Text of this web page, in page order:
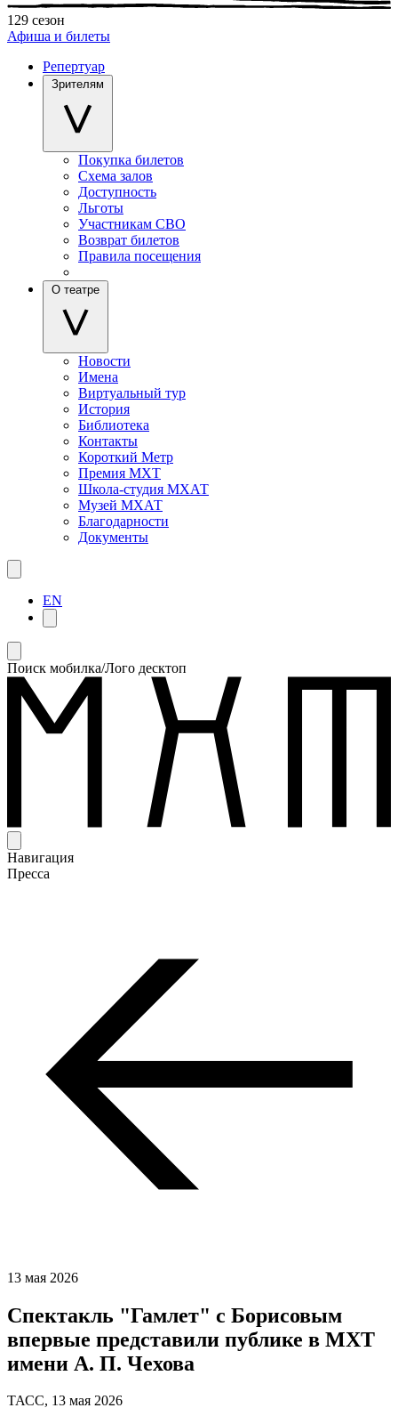
129 сезон
Афиша и билеты
Репертуар
Зрителям
Покупка билетов
Схема залов
Доступность
Льготы
Участникам СВО
Возврат билетов
Правила посещения
О театре
Новости
Имена
Виртуальный тур
История
Библиотека
Контакты
Короткий Метр
Премия МХТ
Школа-студия МХАТ
Музей МХАТ
Благодарности
Документы
EN
Поиск мобилка/Лого десктоп
Навигация
Пресса
13 мая 2026
Спектакль "Гамлет" с Борисовым
впервые представили публике в МХТ
имени А. П. Чехова
ТАСС, 13 мая 2026